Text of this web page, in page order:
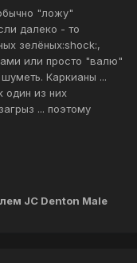
"ложу"
далеко - то
зелёных:shock:,
или просто "валю"
Каркианы ...
один из них
... поэтому
JC Denton Male